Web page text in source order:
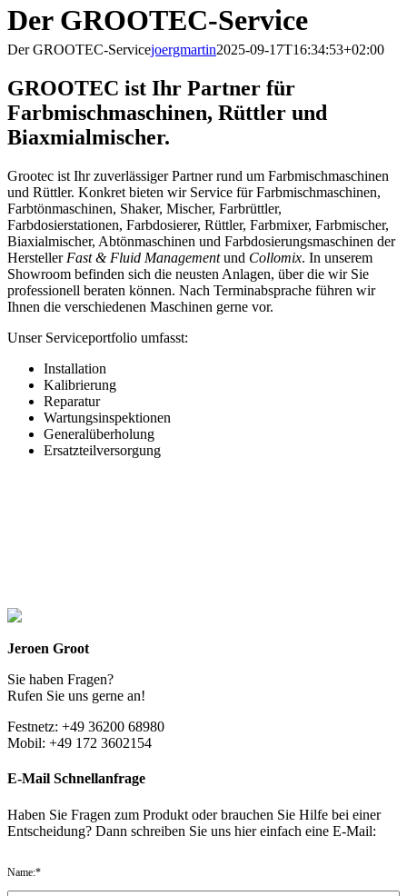
Der GROOTEC-Service
Der GROOTEC-Servicejoergmartin2025-09-17T16:34:53+02:00
GROOTEC ist Ihr Partner für
Farbmischmaschinen, Rüttler und
Biaxmialmischer.
Grootec ist Ihr zuverlässiger Partner rund um Farbmischmaschinen
und Rüttler. Konkret bieten wir Service für Farbmischmaschinen,
Farbtönmaschinen, Shaker, Mischer, Farbrüttler,
Farbdosierstationen, Farbdosierer, Rüttler, Farbmixer, Farbmischer,
Biaxialmischer, Abtönmaschinen und Farbdosierungsmaschinen der
Hersteller Fast & Fluid Managementund Collomix. In unserem
Showroom befinden sich die neusten Anlagen, über die wir Sie
professionell beraten können. Nach Terminabsprache führen wir
Ihnen die verschiedenen Maschinen gerne vor.
Unser Serviceportfolio umfasst:
Installation
Kalibrierung
Reparatur
Wartungsinspektionen
Generalüberholung
Ersatzteilversorgung
Jeroen Groot
Sie haben Fragen?
Rufen Sie uns gerne an!
Festnetz: +49 36200 68980
Mobil: +49 172 3602154
E-Mail Schnellanfrage
Haben Sie Fragen zum Produkt oder brauchen Sie Hilfe bei einer
Entscheidung? Dann schreiben Sie uns hier einfach eine E-Mail:
Name:*